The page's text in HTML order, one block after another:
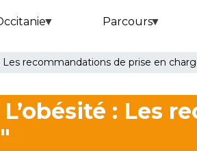
Parcours
Les recommandations de prise en
: Les